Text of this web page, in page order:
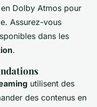
Dolby Atmos pour
Assurez-vous
dans les
.
utilisent des
des contenus en